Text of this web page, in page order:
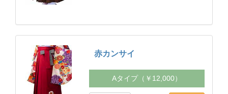
赤カンサイ
Aタイプ（￥12,000）